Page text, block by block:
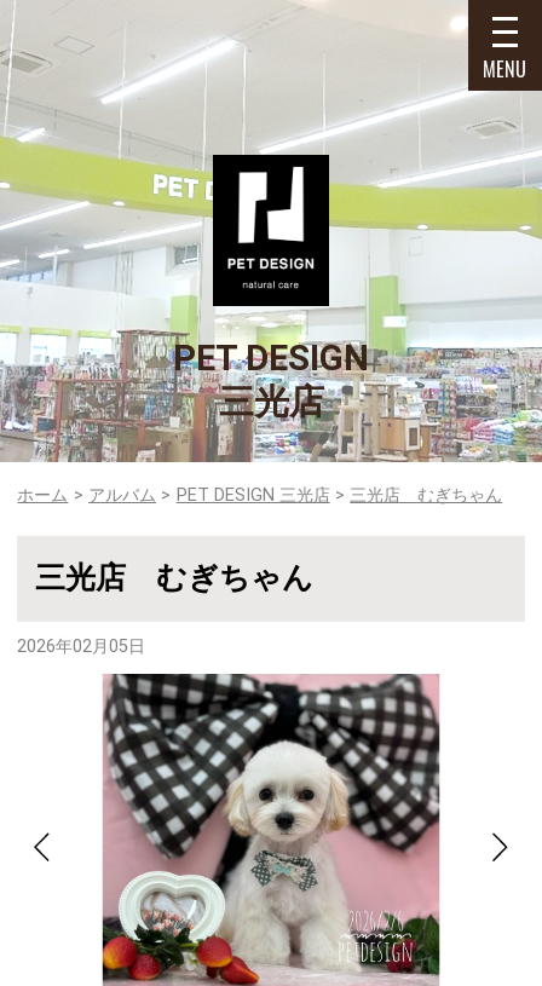
PET DESIGN
三光店
MENU
ホーム アルバム PET DESIGN 三光店 三光店 むぎちゃん
三光店 むぎちゃん
2026年02月05日